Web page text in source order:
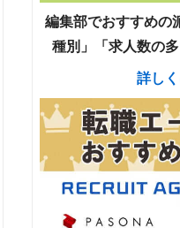
編集部でおすすめの
種別」「求人数の
詳し